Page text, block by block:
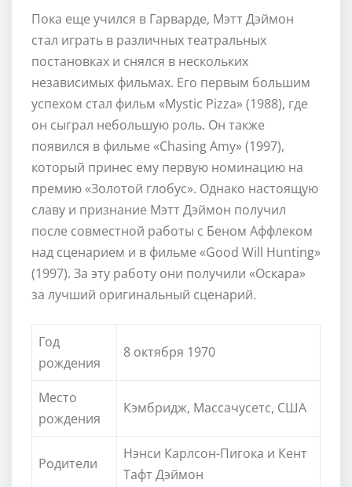
Пока еще учился в Гарварде, Мэтт Дэймон
стал играть в различных театральных
постановках и снялся в нескольких
независимых фильмах. Его первым большим
успехом стал фильм «Mystic Pizza» (1988), где
он сыграл небольшую роль. Он также
появился в фильме «Chasing Amy» (1997),
который принес ему первую номинацию на
премию «Золотой глобус». Однако настоящую
славу и признание Мэтт Дэймон получил
после совместной работы с Беном Аффлеком
над сценарием и в фильме «Good Will Hunting»
(1997). За эту работу они получили «Оскара»
за лучший оригинальный сценарий.
Год
рождения
8 октября 1970
Место
рождения
Кэмбридж, Массачусетс, США
Родители
Нэнси Карлсон-Пигока и Кент
Тафт Дэймон